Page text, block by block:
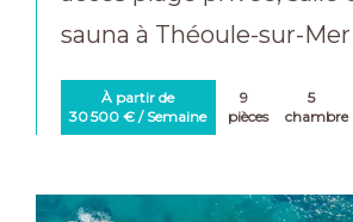
sauna à Théoule-sur-Mer
À partir de
30 500 € / Semaine
9
pièces
5
chambres